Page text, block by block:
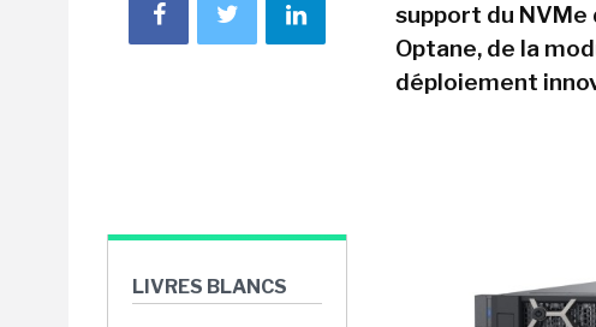
LIVRES BLANCS
support du
Optane, de la
déploiement